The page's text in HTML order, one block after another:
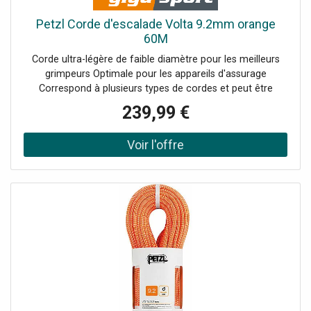
Petzl Corde d'escalade Volta 9.2mm orange
60M
Corde ultra-légère de faible diamètre pour les meilleurs
grimpeurs Optimale pour les appareils d'assurage
Correspond à plusieurs types de cordes et peut être
utilisée comme corde à simple, à double ou jumelée
Utilisation sur rocher, mixte, neige ou glace L'imprégnation
Duratec Dry augmente la résistance à l'eau, à la saleté et à
l'abrasion La finition UltraSonic augmente la durabilité et
déroulement par l'utilisateur et augmente la durée de vie
Marquage Middle Mark : marquage du milieu de la corde
pour simplifier les manœuvres de corde Finition EverFlex :
finition thermique spéciale, stabilise les fils et rend la
corde plus homogène Diamètre : 9,2 mm Poids au mètre :
55 g
239,99 €